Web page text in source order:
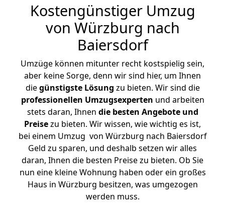
Kostengünstiger Umzug
von Würzburg nach
Baiersdorf
Umzüge können mitunter recht kostspielig sein,
aber keine Sorge, denn wir sind hier, um Ihnen
diegünstigste Lösung zu bieten. Wir sind die
professionellen Umzugsexperten und arbeiten
stets daran, Ihnen die besten Angebote und
Preisezu bieten. Wir wissen, wie wichtig es ist,
bei einem Umzug von Würzburg nach Baiersdorf
Geld zu sparen, und deshalb setzen wir alles
daran, Ihnen die besten Preise zu bieten. Ob Sie
nun eine kleine Wohnung haben oder ein großes
Haus in Würzburg besitzen, was umgezogen
werden muss.